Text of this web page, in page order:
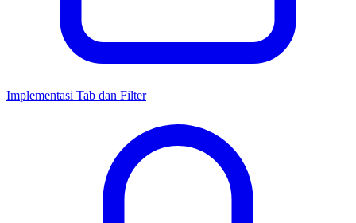
Implementasi Tab dan Filter